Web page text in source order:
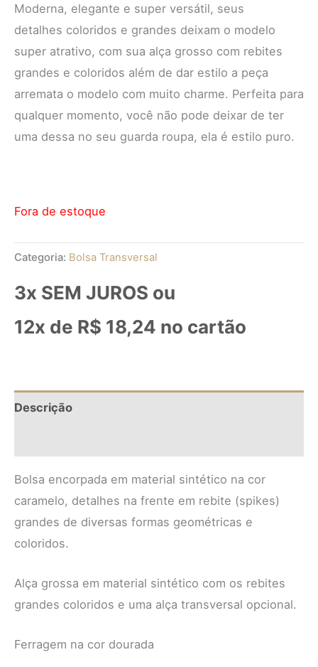
Moderna, elegante e super versátil, seus
detalhes coloridos e grandes deixam o modelo
super atrativo, com sua alça grosso com rebites
grandes e coloridos além de dar estilo a peça
arremata o modelo com muito charme. Perfeita para
qualquer momento, você não pode deixar de ter
uma dessa no seu guarda roupa, ela é estilo puro.
Fora de estoque
Categoria: Bolsa Transversal
3x SEM JUROS ou
12x de R$ 18,24 no cartão
Descrição
Bolsa encorpada em material sintético na cor
caramelo, detalhes na frente em rebite (spikes)
grandes de diversas formas geométricas e
coloridos.
Alça grossa em material sintético com os rebites
grandes coloridos e uma alça transversal opcional.
Ferragem na cor dourada